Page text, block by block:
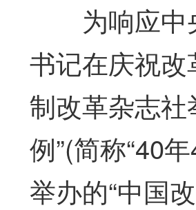
为响应中
书记在庆祝
制改革杂志
例”(简称“40
举办的“中国